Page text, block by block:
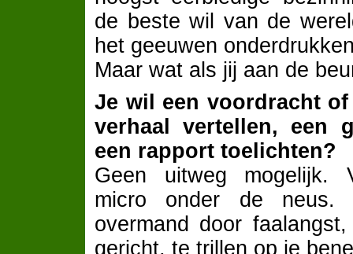
de beste wil van de
het geeuwen
Maar wat als jij aan de
Je wil een voordracht
verhaal vertellen, een
een rapport toelichten?
Geen uitweg mogelijk.
micro onder de
overmand door
gericht, te trillen op je